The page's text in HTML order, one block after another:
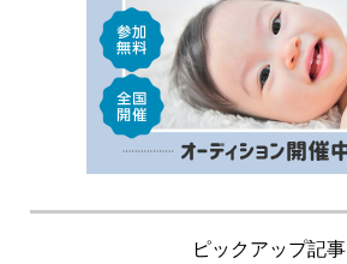
ピックアップ記事